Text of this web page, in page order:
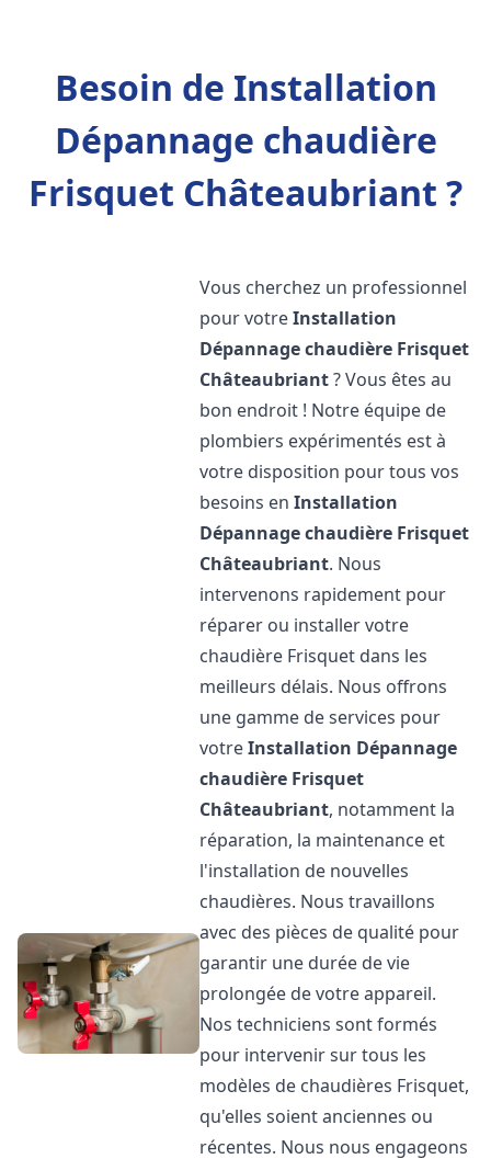
Besoin de Installation
Dépannage chaudière
Frisquet Châteaubriant ?
Vous cherchez un professionnel
pour votreInstallation
Dépannage chaudière Frisquet
Châteaubriant? Vous êtes au
bon endroit ! Notre équipe de
plombiers expérimentés est à
votre disposition pour tous vos
besoins enInstallation
Dépannage chaudière Frisquet
Châteaubriant. Nous
intervenons rapidement pour
réparer ou installer votre
chaudière Frisquet dans les
meilleurs délais. Nous offrons
une gamme de services pour
votreInstallation Dépannage
chaudière Frisquet
Châteaubriant, notamment la
réparation, la maintenance et
l'installation de nouvelles
chaudières. Nous travaillons
avec des pièces de qualité pour
garantir une durée de vie
prolongée de votre appareil.
Nos techniciens sont formés
pour intervenir sur tous les
modèles de chaudières Frisquet,
qu'elles soient anciennes ou
récentes. Nous nous engageons